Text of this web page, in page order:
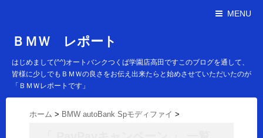
MENU
ＢＭＷ レポート
はじめまして(^^)オートバンクつくば学園店高田ですこのブログを通して、
皆様に少しでもＢＭＷの良さをお伝え出来たらと始めさせていただいたのが
「ＢＭＷレポートです」
ホーム > BMW autoBank Spモディファイ >